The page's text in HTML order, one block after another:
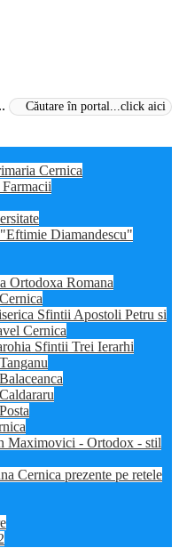
Cernica
Diamandescu"
Ortodoxa Romana
Sfintii Apostoli Petru si
Cernica
Sfintii Trei Ierarhi
Maximovici - Ortodox - stil
Cernica prezente pe retele